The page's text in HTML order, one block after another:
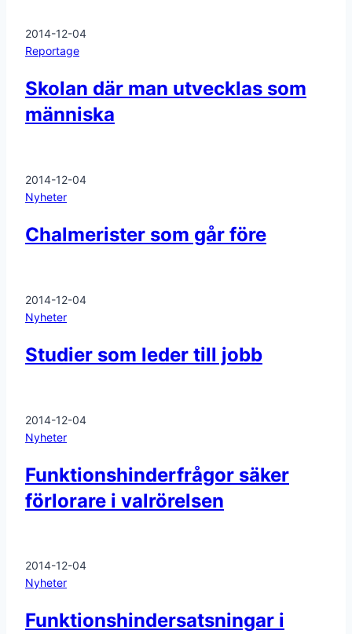
2014-12-04
Reportage
Skolan där man utvecklas som
människa
2014-12-04
Nyheter
Chalmerister som går före
2014-12-04
Nyheter
Studier som leder till jobb
2014-12-04
Nyheter
Funktionshinderfrågor säker
förlorare i valrörelsen
2014-12-04
Nyheter
Funktionshindersatsningar i